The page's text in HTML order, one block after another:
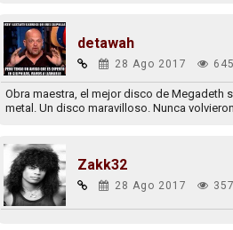
detawah
28 Ago 2017 645
Obra maestra, el mejor disco de Megadeth
metal. Un disco maravilloso. Nunca
Zakk32
28 Ago 2017 357